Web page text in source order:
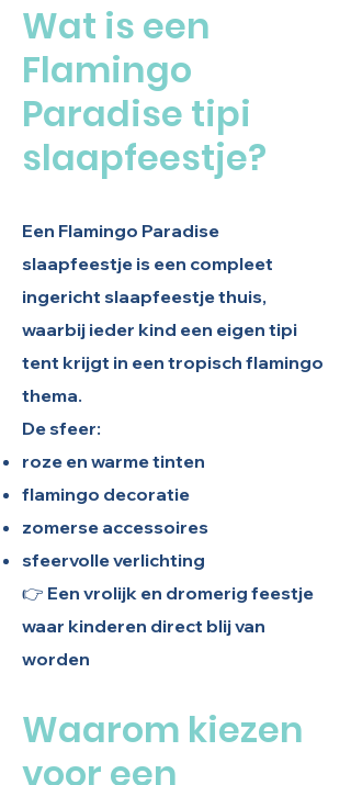
Wat is een
Flamingo
Paradise tipi
slaapfeestje?
Een Flamingo Paradise
slaapfeestje is een compleet
ingericht slaapfeestje thuis,
waarbij ieder kind een eigen tipi
tent krijgt in een tropisch flamingo
thema.
De sfeer:
roze en warme tinten
flamingo decoratie
zomerse accessoires
sfeervolle verlichting
👉 Een vrolijk en dromerig feestje
waar kinderen direct blij van
worden
Waarom kiezen
voor een